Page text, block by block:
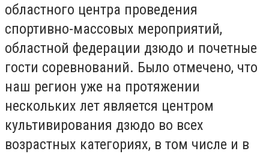
областного центра проведения
спортивно-массовых мероприятий,
областной федерации дзюдо и почетные
гости соревнований. Было отмечено, что
наш регион уже на протяжении
нескольких лет является центром
культивирования дзюдо во всех
возрастных категориях, в том числе и в